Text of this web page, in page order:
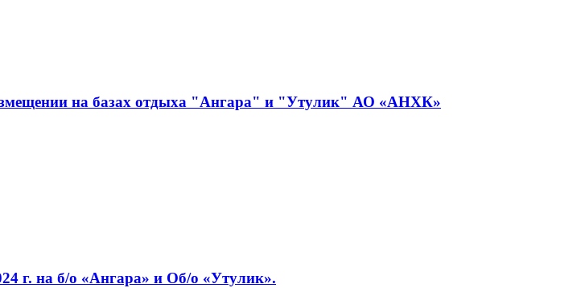
на базах отдыха "Ангара" и "Утулик" АО «АНХК»
г. на б/о «Ангара» и Об/о «Утулик».